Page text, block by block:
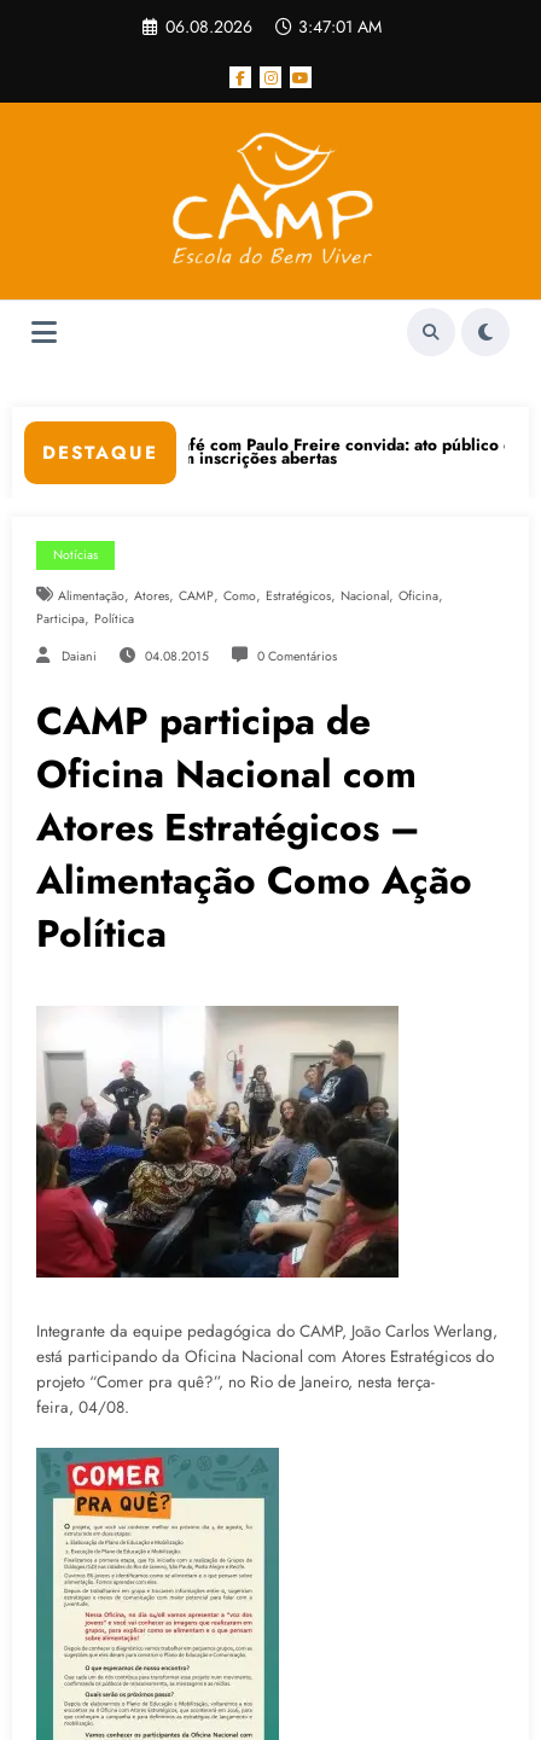
06.08.2026 3:47:02 AM
DESTAQUE
inscrições abertas
com Paulo Freire convida: ato público e pedagógica na sexta-feira
Notícias
Alimentação, Atores, CAMP, Como, Estratégicos, Nacional, Oficina,
Participa, Política
Daiani 04.08.2015 0 Comentários
CAMP participa de
Oficina Nacional com
Atores Estratégicos –
Alimentação Como Ação
Política
Integrante da equipe pedagógica do CAMP, João Carlos Werlang,
está participando da Oficina Nacional com Atores Estratégicos do
projeto “Comer pra quê?”, no Rio de Janeiro, nesta terça-
feira, 04/08.